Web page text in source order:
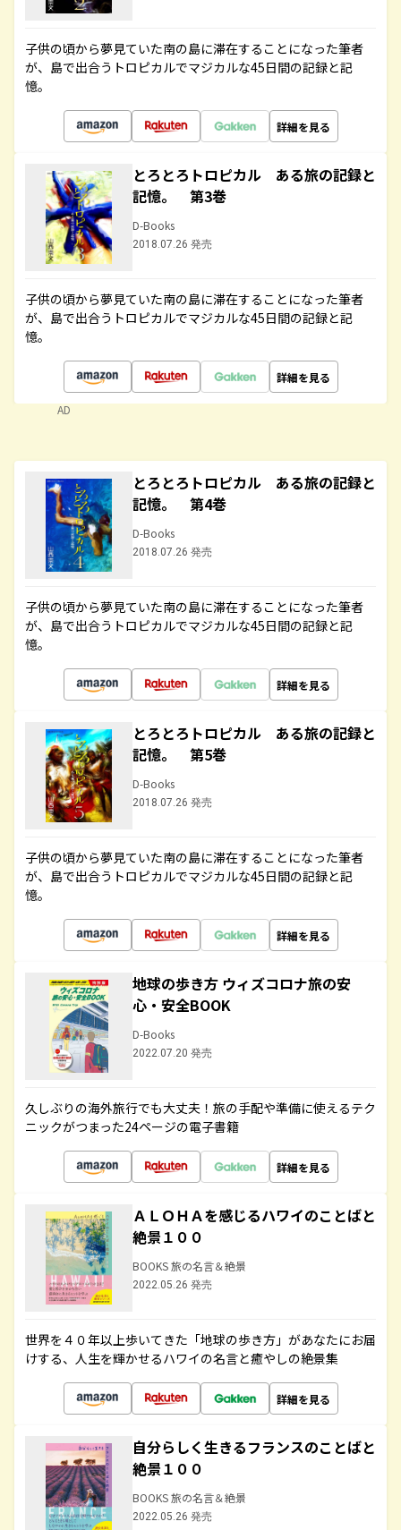
子供の頃から夢見ていた南の島に滞在することになった筆者
が、島で出合うトロピカルでマジカルな45日間の記録と記
憶。
詳細を見る
とろとろトロピカル ある旅の記録と
記憶。 第3巻
D-Books
2018.07.26 発売
子供の頃から夢見ていた南の島に滞在することになった筆者
が、島で出合うトロピカルでマジカルな45日間の記録と記
憶。
詳細を見る
AD
とろとろトロピカル ある旅の記録と
記憶。 第4巻
D-Books
2018.07.26 発売
子供の頃から夢見ていた南の島に滞在することになった筆者
が、島で出合うトロピカルでマジカルな45日間の記録と記
憶。
詳細を見る
とろとろトロピカル ある旅の記録と
記憶。 第5巻
D-Books
2018.07.26 発売
子供の頃から夢見ていた南の島に滞在することになった筆者
が、島で出合うトロピカルでマジカルな45日間の記録と記
憶。
詳細を見る
地球の歩き方 ウィズコロナ旅の安
心・安全BOOK
D-Books
2022.07.20 発売
久しぶりの海外旅行でも大丈夫！旅の手配や準備に使えるテク
ニックがつまった24ページの電子書籍
詳細を見る
ＡＬＯＨＡを感じるハワイのことばと
絶景１００
BOOKS 旅の名言＆絶景
2022.05.26 発売
世界を４０年以上歩いてきた「地球の歩き方」があなたにお届
けする、人生を輝かせるハワイの名言と癒やしの絶景集
詳細を見る
自分らしく生きるフランスのことばと
絶景１００
BOOKS 旅の名言＆絶景
2022.05.26 発売